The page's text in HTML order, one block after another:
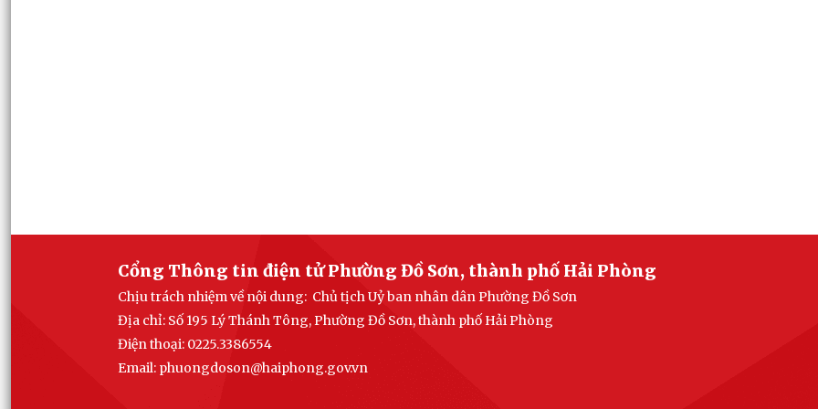
Cổng Thông tin điện tử Phường Đồ Sơn, thành phố Hải Phòng
Chịu trách nhiệm về nội dung: Chủ tịch Uỷ ban nhân dân Phường Đồ Sơn
Địa chỉ: Số 195 Lý Thánh Tông, Phường Đồ Sơn, thành phố Hải Phòng
Điện thoại: 0225.3386554
Email: phuongdoson@haiphong.gov.vn